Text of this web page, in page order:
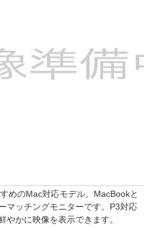
めのMac対応モデル。MacBookと
マッチングモニターです。P3対応
かに映像を表示できます。